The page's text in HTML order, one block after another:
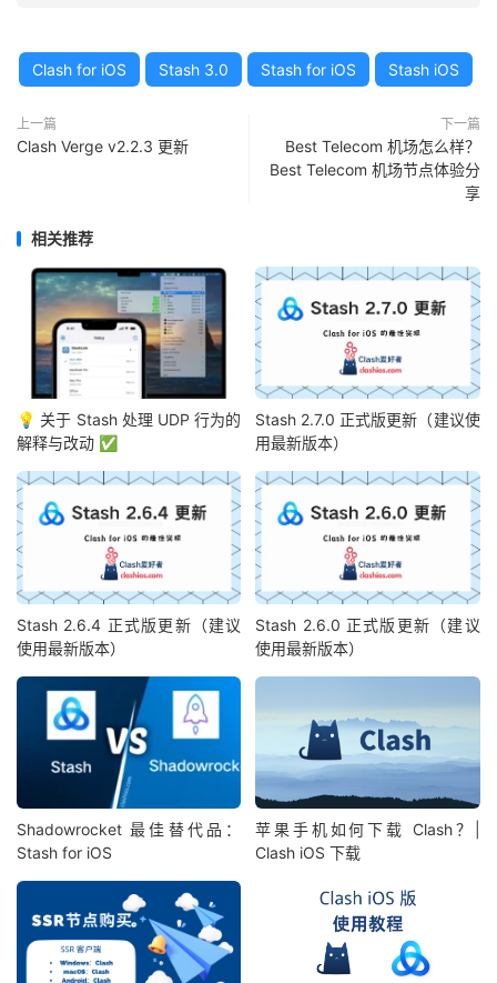
Clash for iOS Stash 3.0 Stash for iOS Stash iOS
上一篇
Clash Verge v2.2.3 更新
下一篇
Best Telecom 机场怎么样？
Best Telecom 机场节点体验分
享
相关推荐
💡 关于 Stash 处理 UDP 行为的
解释与改动 ✅
Stash 2.7.0 正式版更新（建议使
用最新版本）
Stash 2.6.4 正式版更新（建议
使用最新版本）
Stash 2.6.0 正式版更新（建议
使用最新版本）
Shadowrocket 最佳替代品：
Stash for iOS
苹果手机如何下载 Clash？|
Clash iOS 下载